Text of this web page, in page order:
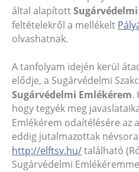
által alapított
feltételekről a mellékelt
olvashatnak.
A tanfolyam idején kerül
elődje, a Sugárvédelmi
Sugárvédelmi Emlékérem.
hogy tegyék meg
Emlékérem odaítélésére az
eddig jutalmazottak
http://elftsv.hu/található
Sugárvédelmi